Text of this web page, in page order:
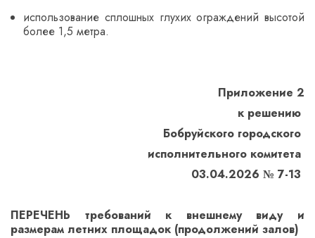
использование сплошных глухих ограждений высотой
более 1,5 метра.
Приложение 2
к решению
Бобруйского городского
исполнительного комитета
03.04.2026 № 7-13
ПЕРЕЧЕНЬ требований к внешнему виду и
размерам летних площадок (продолжений залов)